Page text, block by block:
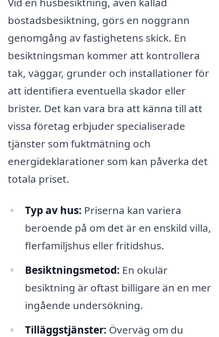
bostadsbesiktning, görs en noggrann
genomgång av fastighetens skick. En
besiktningsman kommer att kontrollera
tak, väggar, grunder och installationer för
att identifiera eventuella skador eller
brister. Det kan vara bra att känna till att
vissa företag erbjuder specialiserade
tjänster som fuktmätning och
energideklarationer som kan påverka det
totala priset.
Typ av hus: Priserna kan variera
beroende på om det är en enskild villa,
flerfamiljshus eller fritidshus.
Besiktningsmetod: En okulär
besiktning är oftast billigare än en mer
ingående undersökning.
Tilläggstjänster: Överväg om du